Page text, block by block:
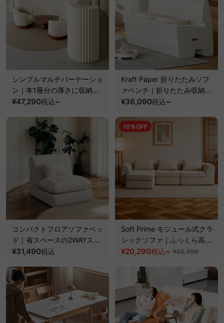
シンプルマルチパーテーショ
ン｜本1冊分の厚さに収納で
きる折り畳み式
¥47,290税込~
Kraft Paper 折りたたみソフ
ァベンチ｜折りたたみ収納・
長さ調整可能
¥36,090税込~
コンパクトフロアソファベッ
ド｜省スペースの2WAYスタ
イル＆取り外せるコーデュロ
¥31,490税込
10％OFF
Soft Prime モジュール式クラ
シックソファ｜ふっくら高弾
力クッションと耐久性に優れ
¥20,290税込~ ¥22,590